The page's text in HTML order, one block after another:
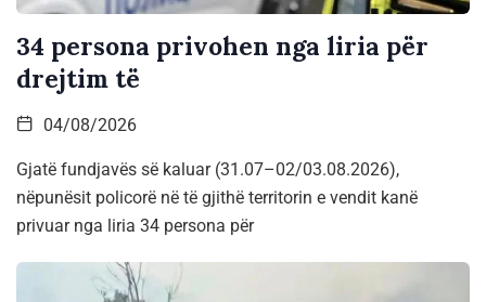
34 persona privohen nga liria për
drejtim të
04/08/2026
Gjatë fundjavës së kaluar (31.07–02/03.08.2026),
nëpunësit policorë në të gjithë territorin e vendit kanë
privuar nga liria 34 persona për